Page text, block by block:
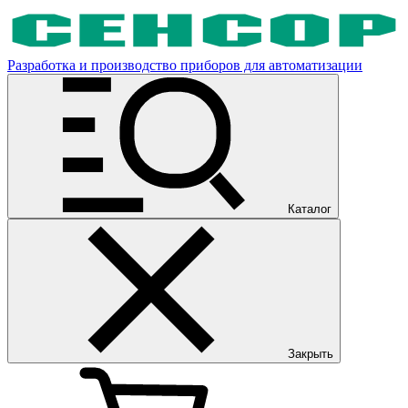
Разработка и производство приборов для автоматизации
Каталог
Закрыть